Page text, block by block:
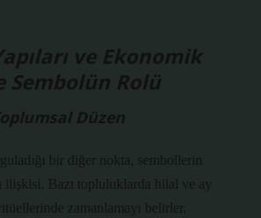
ve Ekonomik
Sembolün Rolü
Düzen
bir diğer nokta, sembollerin
ilişkisi. Bazı topluluklarda hilal ve ay
zamanlamayı belirler.